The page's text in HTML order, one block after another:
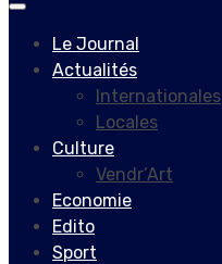
Primary
Le Journal
Actualités
Internationales
Locales
Culture
Vendr’Art
Economie
Edito
Sport